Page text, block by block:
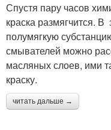
Спустя пару часов
краска размягчится.
полумягкую
смывателей можно
масляных слоев, ими
краску.
читать дальше →